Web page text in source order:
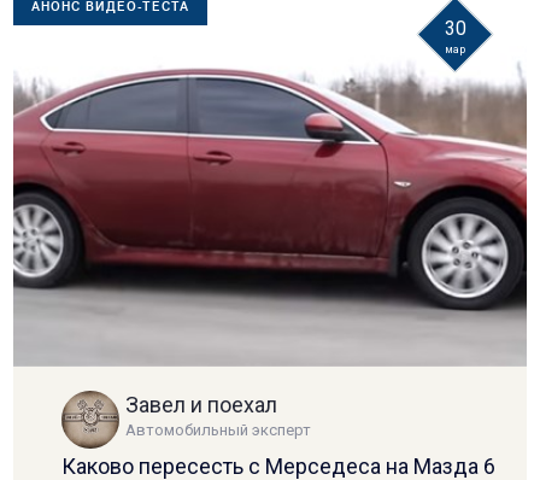
АНОНС ВИДЕО-ТЕСТА
30
мар
Завел и поехал
Автомобильный эксперт
Каково пересесть с Мерседеса на Мазда 6